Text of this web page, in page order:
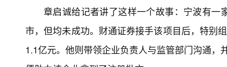
章启诚给记者讲了这样一个故事：宁波有
市，但均未成功。财通证券接手该项目后，特别
1.1亿元。他则带领企业负责人与监管部门沟通